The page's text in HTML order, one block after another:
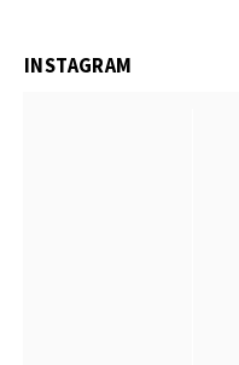
INSTAGRAM